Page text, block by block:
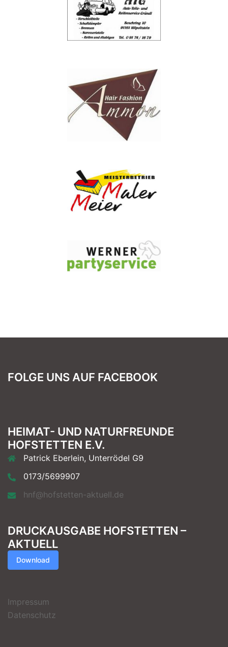
FOLGE UNS AUF FACEBOOK
HEIMAT- UND NATURFREUNDE
HOFSTETTEN E.V.
Patrick Eberlein, Unterrödel G9
0173/5699907
hnf@hofstetten-aktuell.de
DRUCKAUSGABE HOFSTETTEN –
AKTUELL
Download
Impressum
Datenschutz